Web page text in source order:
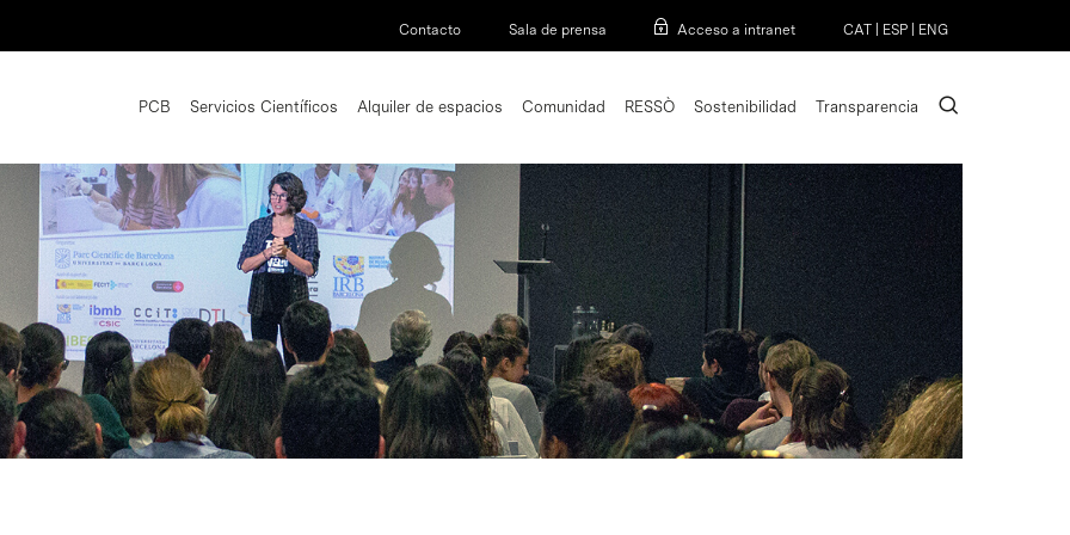
Contacto Sala de prensa Acceso a intranet CAT ESP ENG
PCB Servicios Científicos Alquiler de espacios Comunidad RESSÒ Sostenibilidad Transparencia search